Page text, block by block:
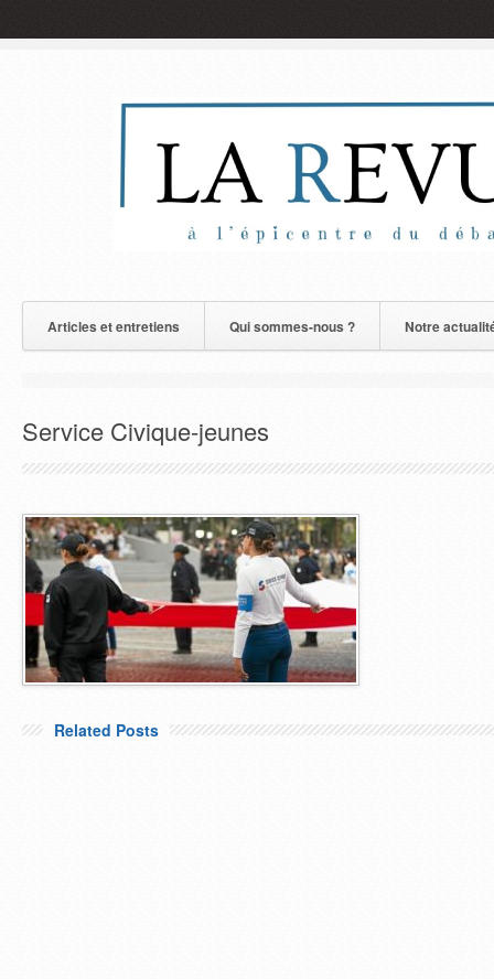
Articles et entretiens Qui sommes-nous ? Notre
Service Civique-jeunes
Related Posts